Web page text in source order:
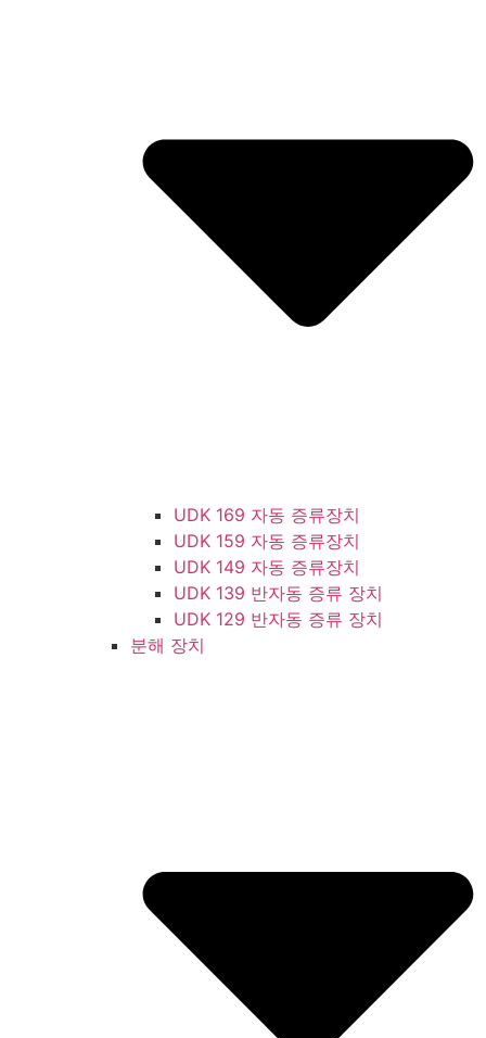
UDK 169 자동 증류장치
UDK 159 자동 증류장치
UDK 149 자동 증류장치
UDK 139 반자동 증류 장치
UDK 129 반자동 증류 장치
분해 장치